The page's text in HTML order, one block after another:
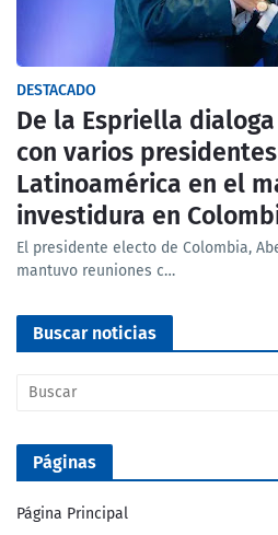
DESTACADO
De la Espriella
con varios
Latinoamérica en el
investidura en
El presidente electo de Colombia,
mantuvo reuniones c…
Buscar noticias
Páginas
Página Principal